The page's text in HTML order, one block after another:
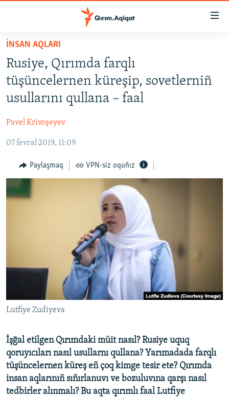
Esas
qaytmaq
Baş
navigatsiyağa
qaytmaq
Qıdıruvğa
SİYASET
İQTİSADİYAT
MEDENİYET
İNSAN AQLARI
VİDEO
SÜRET
BLOGLAR
Українською
RFE/RS bütün saytları
İNSAN AQLARI
Rusiye, Qırımda farqlı
tüşüncelernen küreşip, sovetlerniñ
usullarını qullana – faal
Pavel Krivoşeyev
07 fevral 2019, 11:09
Paylaşmaq VPN-siz oquñız
Lutfiye Zudiyeva
İşğal etilgen Qırımdaki müit nasıl? Rusiye uquq
qoruyıcıları nasıl usullarnı qullana? Yarımadada farqlı
tüşüncelernen küreş eñ çoq kimge tesir ete? Qırımda
insan aqlarınıñ sıñırlanuvı ve bozuluvına qarşı nasıl
tedbirler alınmalı? Bu aqta qırımlı faal Lutfiye